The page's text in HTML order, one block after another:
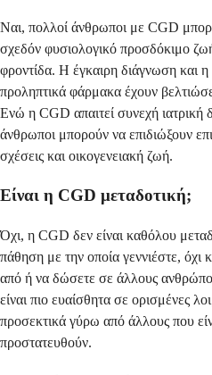
Ναι, πολλοί άνθρωποι με CGD
σχεδόν φυσιολογικό προσδόκιμο
φροντίδα. Η έγκαιρη διάγνωση και
προληπτικά φάρμακα έχουν
Ενώ η CGD απαιτεί συνεχή ιατρική
άνθρωποι μπορούν να επιδιώξουν
σχέσεις και οικογενειακή ζωή.
Είναι η CGD μεταδοτική;
Όχι, η CGD δεν είναι καθόλου
πάθηση με την οποία γεννιέστε, όχι
από ή να δώσετε σε άλλους
είναι πιο ευαίσθητα σε ορισμένες
προσεκτικά γύρω από άλλους που
προστατευθούν.